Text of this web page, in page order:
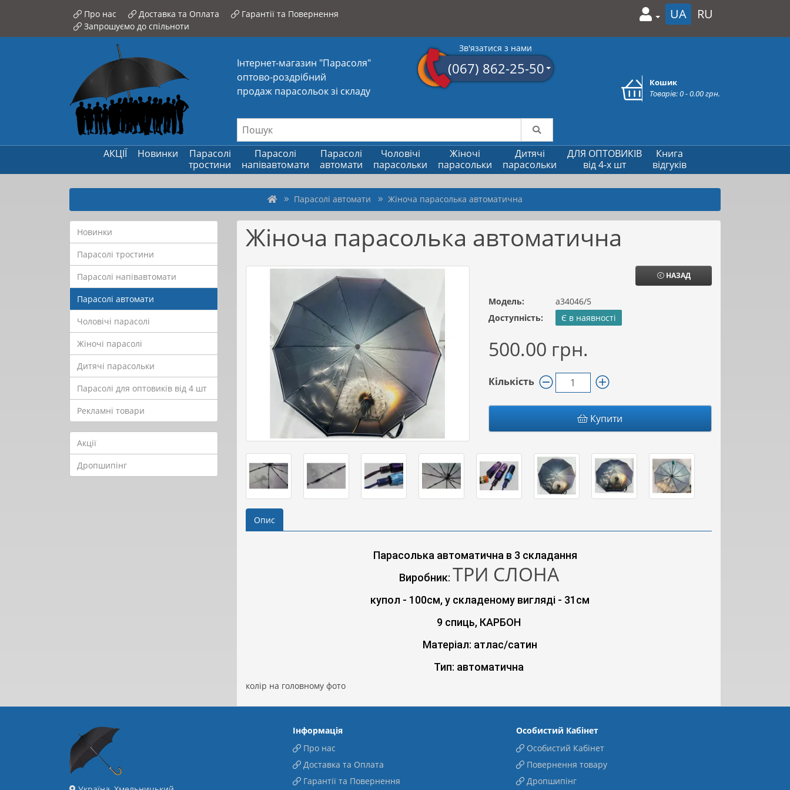
Про нас Доставка та Оплата
Гарантії та Повернення
Запрошуємо до спільноти
UA RU
Інтернет-магазин "Парасоля"
оптово-роздрібний
продаж парасольок зі складу
Зв'язатися з нами
(067) 862-25-50
Кошик
Товарів: 0 - 0.00 грн.
АКЦІЇ Новинки
Парасолі
тростини
Парасолі
напівавтомати
Парасолі
автомати
Чоловічі
парасольки
Жіночі
парасольки
Дитячі
парасольки
ДЛЯ ОПТОВИКІВ
від 4-х шт
Книга
відгуків
Парасолі автомати Жіноча парасолька автоматична
Новинки
Парасолі тростини
Парасолі напівавтомати
Парасолі автомати
Чоловічі парасолі
Жіночі парасолі
Дитячі парасольки
Парасолі для оптовиків від 4 шт
Рекламні товари
Акції
Дропшипінг
Жіноча парасолька автоматична
НАЗАД
Модель:
а34046/5
Доступність:
Є в наявності
500.00 грн.
Кількість
Купити
Опис
Парасолька автоматична в 3 складання
Виробник: ТРИ СЛОНА
купол - 100см, у складеному вигляді - 31см
9 спиць, КАРБОН
Матеріал: атлас/сатин
Тип: автоматична
колір на головному фото
Інформація
Про нас
Доставка та Оплата
Гарантії та Повернення
Особистий Кабінет
Особистий Кабінет
Повернення товару
Дропшипінг